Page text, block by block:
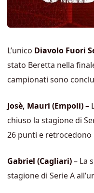
L’unico Diavolo Fuori
stato Beretta nella
campionati sono
Josè, Mauri (Empoli) –
chiuso la stagione di
26 punti e retrocedono
Gabriel (Cagliari)– La
stagione di Serie A